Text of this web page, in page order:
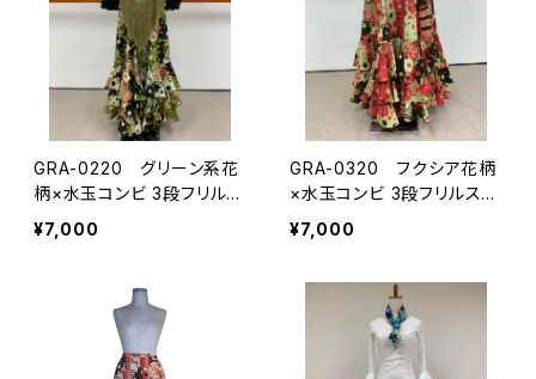
GRA-0220 グリーン系花
柄×水玉コンビ 3段フリルス
カート
¥7,000
GRA-0320 フクシア花柄
×水玉コンビ 3段フリルスカ
ート
¥7,000